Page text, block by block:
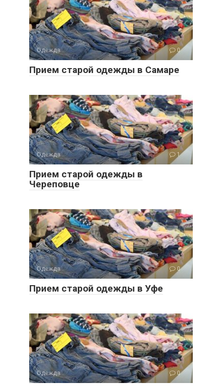
Одежда 0
Прием старой одежды в Самаре
Одежда 1
Прием старой одежды в
Череповце
Одежда 0
Прием старой одежды в Уфе
Одежда 0